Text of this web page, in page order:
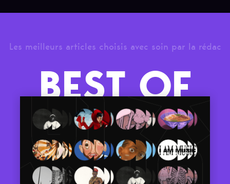
Les meilleurs articles choisis avec soin par la rédac
BEST OF